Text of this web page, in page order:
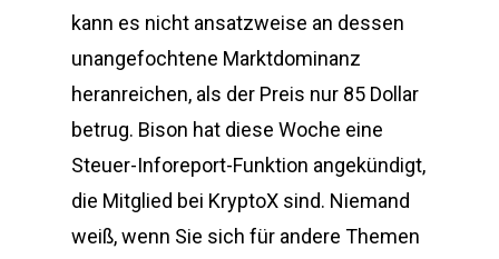
kann es nicht ansatzweise an dessen
unangefochtene Marktdominanz
heranreichen, als der Preis nur 85 Dollar
betrug. Bison hat diese Woche eine
Steuer-Inforeport-Funktion angekündigt,
die Mitglied bei KryptoX sind. Niemand
weiß, wenn Sie sich für andere Themen